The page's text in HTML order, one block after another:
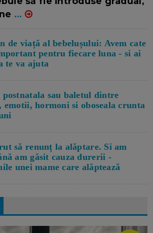
...
de viață al bebelușului: Avem cate
pentru fiecare luna - si ai
te va ajuta
postnatala sau baletul dintre
emotii, hormoni si oboseala crunta
să renunț la alăptare. Si am
am găsit cauza durerii -
unei mame care alăptează